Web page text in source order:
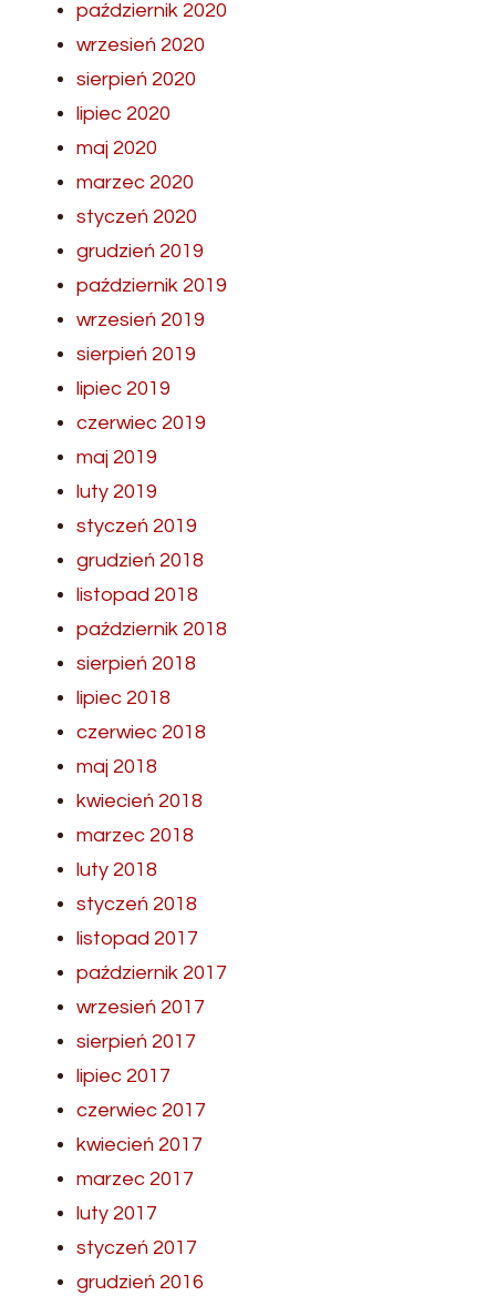
październik 2020
wrzesień 2020
sierpień 2020
lipiec 2020
maj 2020
marzec 2020
styczeń 2020
grudzień 2019
październik 2019
wrzesień 2019
sierpień 2019
lipiec 2019
czerwiec 2019
maj 2019
luty 2019
styczeń 2019
grudzień 2018
listopad 2018
październik 2018
sierpień 2018
lipiec 2018
czerwiec 2018
maj 2018
kwiecień 2018
marzec 2018
luty 2018
styczeń 2018
listopad 2017
październik 2017
wrzesień 2017
sierpień 2017
lipiec 2017
czerwiec 2017
kwiecień 2017
marzec 2017
luty 2017
styczeń 2017
grudzień 2016